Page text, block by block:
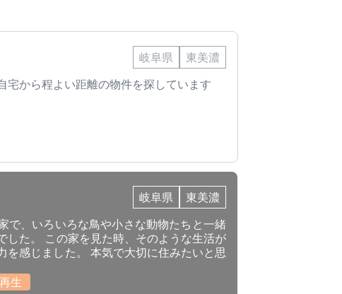
岐阜県
東美濃
宅から程よい距離の物件を探しています
岐阜県
東美濃
で、いろいろな鳥や小さな動物たちと一緒
した。 この家を見た時、そのような生活が
を感じました。 本気で大切に住みたいと思
再生